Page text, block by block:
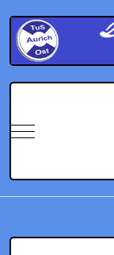
Mobile Menu